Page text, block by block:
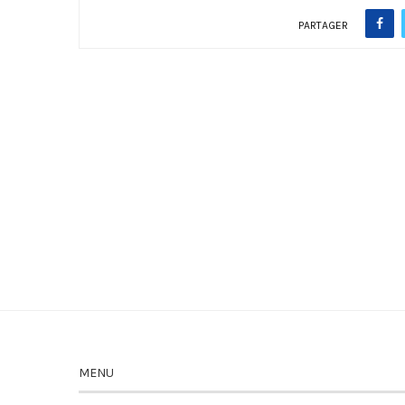
PARTAGER
MENU